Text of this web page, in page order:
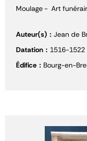
Moulage Art
Auteur(s)
Jean de
Datation
1516-1522
Édifice
Bourg-en-